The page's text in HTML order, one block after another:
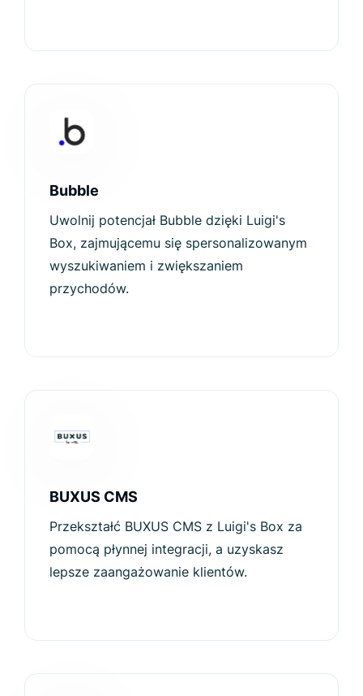
Bubble
Uwolnij potencjał Bubble dzięki Luigi's
Box, zajmującemu się spersonalizowanym
wyszukiwaniem i zwiększaniem
przychodów.
BUXUS CMS
Przekształć BUXUS CMS z Luigi's Box za
pomocą płynnej integracji, a uzyskasz
lepsze zaangażowanie klientów.